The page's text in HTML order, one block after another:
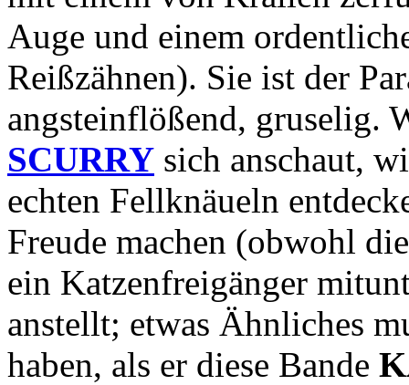
Auge und einem
Reißzähnen). Sie ist der
angsteinflößend, gruselig.
SCURRY sich anschaut,
echten Fellknäueln
Freude machen (obwohl
ein Katzenfreigänger
anstellt; etwas Ähnliches
haben, als er diese Bande